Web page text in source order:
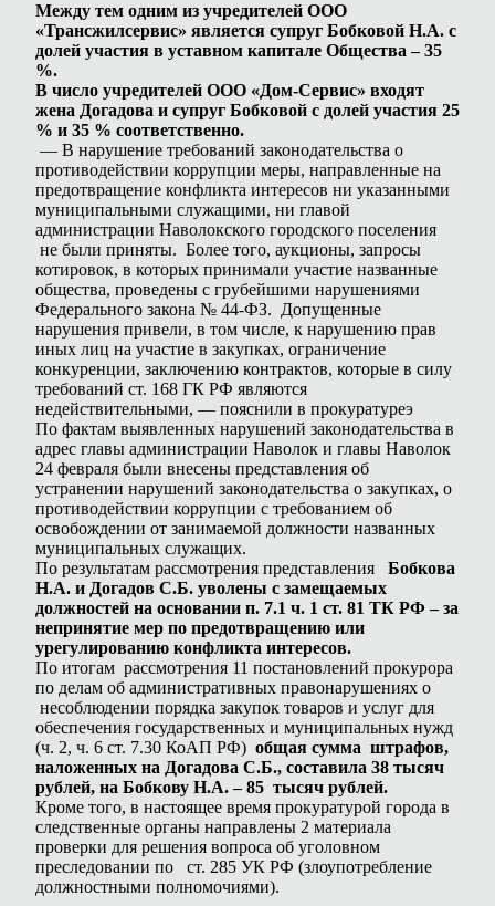
Между тем одним из учредителей ООО
«Трансжилсервис» является супруг Бобковой Н.А. с
долей участия в уставном капитале Общества – 35
%.
В число учредителей ООО «Дом-Сервис» входят
жена Догадова и супруг Бобковой с долей участия 25
% и 35 % соответственно.
— В нарушение требований законодательства о
противодействии коррупции меры, направленные на
предотвращение конфликта интересов ни указанными
муниципальными служащими, ни главой
администрации Наволокского городского поселения
не были приняты. Более того, аукционы, запросы
котировок, в которых принимали участие названные
общества, проведены с грубейшими нарушениями
Федерального закона № 44-ФЗ. Допущенные
нарушения привели, в том числе, к нарушению прав
иных лиц на участие в закупках, ограничение
конкуренции, заключению контрактов, которые в силу
требований ст. 168 ГК РФ являются
недействительными, — пояснили в прокуратуреэ
По фактам выявленных нарушений законодательства в
адрес главы администрации Наволок и главы Наволок
24 февраля были внесены представления об
устранении нарушений законодательства о закупках, о
противодействии коррупции с требованием об
освобождении от занимаемой должности названных
муниципальных служащих.
По результатам рассмотрения представления Бобкова
Н.А. и Догадов С.Б. уволены с замещаемых
должностей на основании п. 7.1 ч. 1 ст. 81 ТК РФ – за
непринятие мер по предотвращению или
урегулированию конфликта интересов.
По итогам рассмотрения 11 постановлений прокурора
по делам об административных правонарушениях о
несоблюдении порядка закупок товаров и услуг для
обеспечения государственных и муниципальных нужд
(ч. 2, ч. 6 ст. 7.30 КоАП РФ) общая сумма штрафов,
наложенных на Догадова С.Б., составила 38 тысяч
рублей, на Бобкову Н.А. – 85 тысяч рублей.
Кроме того, в настоящее время прокуратурой города в
следственные органы направлены 2 материала
проверки для решения вопроса об уголовном
преследовании по ст. 285 УК РФ (злоупотребление
должностными полномочиями).